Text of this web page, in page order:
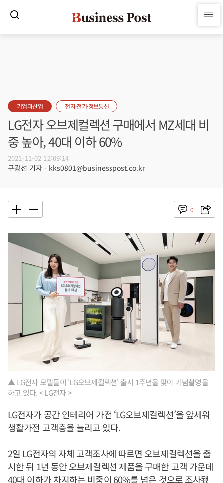
기업과산업 전자·전기·정보통신
LG전자 오브제컬렉션 구매에서 MZ세대 비
중 높아, 40대 이하 60%
2021-11-02 12:09:14
구광선 기자 - kks0801@businesspost.co.kr
0
▲ LG전자 모델들이 'LG오브제컬렉션' 출시 1주년을 맞아 기념촬영을
하고 있다. < LG전자 >
LG전자가 공간 인테리어 가전 ‘LG오브제컬렉션’을 앞세워
생활가전 고객층을 늘리고 있다.
2일 LG전자의 자체 고객조사에 따르면 오브제컬렉션을 출
시한 뒤 1년 동안 오브제컬렉션 제품을 구매한 고객 가운데
40대 이하가 차지하는 비중이 60%를 넘은 것으로 조사됐